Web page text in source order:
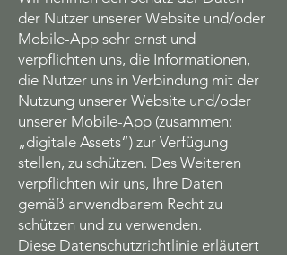
der Nutzer unserer Website und/oder
Mobile-App sehr ernst und
verpflichten uns, die Informationen,
die Nutzer uns in Verbindung mit der
Nutzung unserer Website und/oder
unserer Mobile-App (zusammen:
„digitale Assets“) zur Verfügung
stellen, zu schützen. Des Weiteren
verpflichten wir uns, Ihre Daten
gemäß anwendbarem Recht zu
schützen und zu verwenden.
Diese Datenschutzrichtlinie erläutert